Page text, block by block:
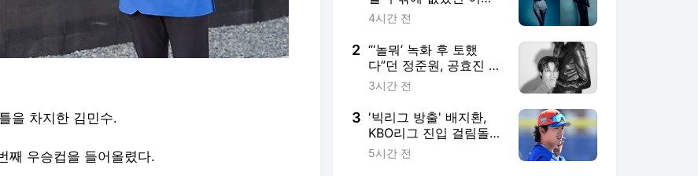
을 차지한 김민수.
째 우승컵을 들어올렸다.
"편성 기다리다 계속 불
4시간 전
2 “‘놀뭐’ 녹화 후 토했
다”던 정준원, 공효진 품
에 포옥 안겨 파격 포즈
3시간 전
3 '빅리그 방출' 배지환,
KBO리그 진입 걸림돌 3
가지
5시간 전